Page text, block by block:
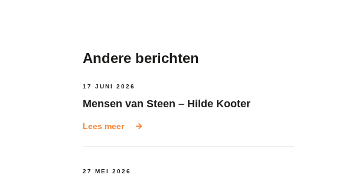
Andere berichten
17 JUNI 2026
Mensen van Steen – Hilde Kooter
Lees meer
27 MEI 2026